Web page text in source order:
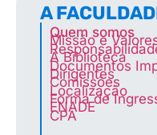
A
Quem somos
Missão e
A Biblioteca
Documentos
Dirigentes
Comissões
Localização
Forma de
ENADE
CPA